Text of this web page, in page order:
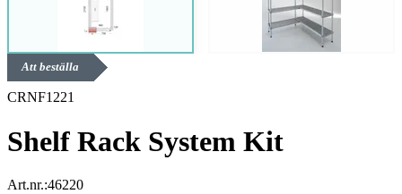
Att beställa
CRNF1221
Shelf Rack System Kit
Art.nr.:46220